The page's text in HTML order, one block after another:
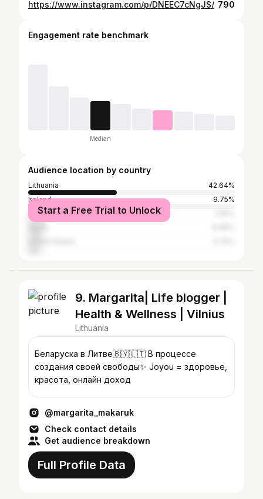
https://www.instagram.com/p/DNEEC7cNgJS/ 790
Engagement rate benchmark
Median
Audience location by country
Lithuania
42.64%
Ireland
9.75%
United Kingdom
Start a Free Trial to Unlock
9. Margarita| Life blogger |
Health & Wellness | Vilnius
Lithuania
Беларуска в Литве🇧🇾🇱🇹 В процессе
создания своей свободы✨ Joyou = здоровье,
красота, онлайн доход
@margarita_makaruk
Check contact details
Get audience breakdown
Full Profile Data